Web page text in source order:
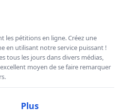
les pétitions en ligne. Créez une
en utilisant notre service puissant !
tous les jours dans divers médias,
moyen de se faire remarquer
Plus